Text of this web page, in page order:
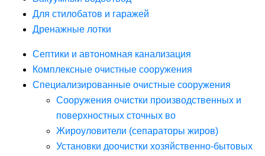
Для стилобатов и гаражей
Дренажные лотки
Септики и автономная канализация
Комплексные очистные сооружения
Специализированные очистные сооружения
Сооружения очистки производственных и
поверхностных сточных во
Жироуловители (сепараторы жиров)
Установки доочистки хозяйственно-бытовых